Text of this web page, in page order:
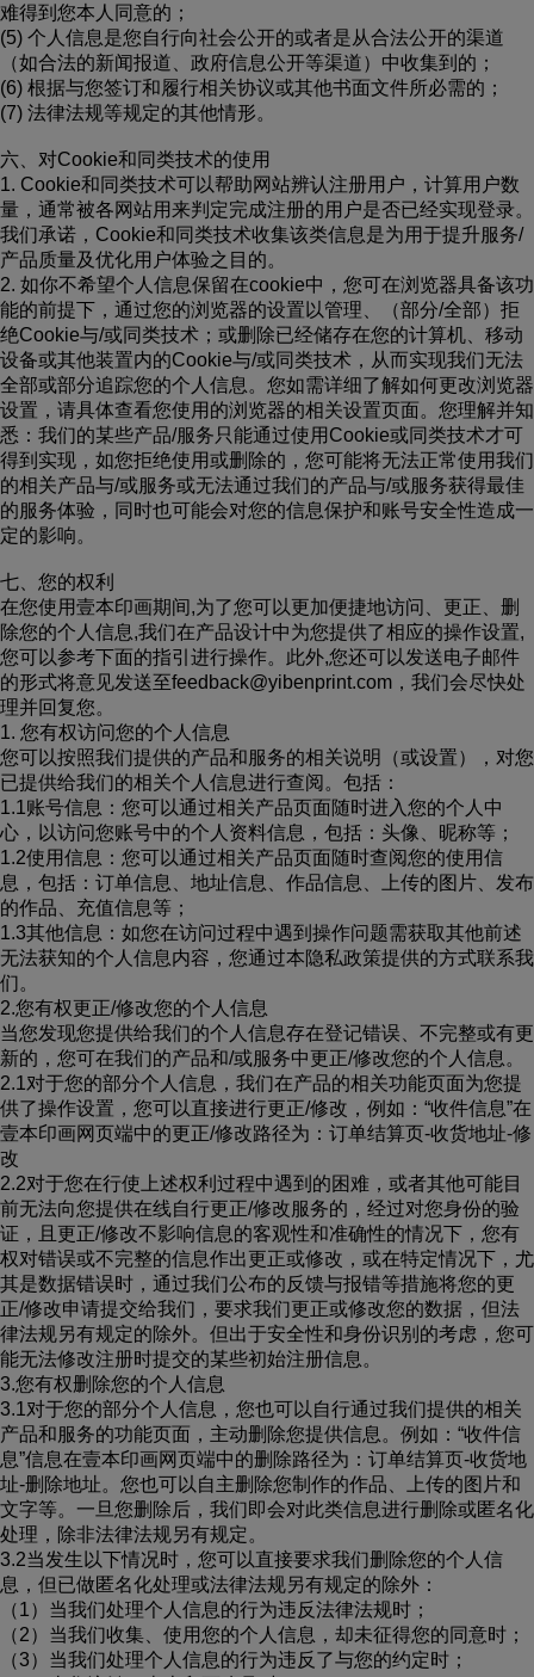
难得到您本人同意的；
(5) 个人信息是您自行向社会公开的或者是从合法公开的渠道
（如合法的新闻报道、政府信息公开等渠道）中收集到的；
(6) 根据与您签订和履行相关协议或其他书面文件所必需的；
(7) 法律法规等规定的其他情形。
六、对Cookie和同类技术的使用
1. Cookie和同类技术可以帮助网站辨认注册用户，计算用户数
量，通常被各网站用来判定完成注册的用户是否已经实现登录。
我们承诺，Cookie和同类技术收集该类信息是为用于提升服务/
产品质量及优化用户体验之目的。
2. 如你不希望个人信息保留在cookie中，您可在浏览器具备该功
能的前提下，通过您的浏览器的设置以管理、（部分/全部）拒
绝Cookie与/或同类技术；或删除已经储存在您的计算机、移动
设备或其他装置内的Cookie与/或同类技术，从而实现我们无法
全部或部分追踪您的个人信息。您如需详细了解如何更改浏览器
设置，请具体查看您使用的浏览器的相关设置页面。您理解并知
悉：我们的某些产品/服务只能通过使用Cookie或同类技术才可
得到实现，如您拒绝使用或删除的，您可能将无法正常使用我们
的相关产品与/或服务或无法通过我们的产品与/或服务获得最佳
的服务体验，同时也可能会对您的信息保护和账号安全性造成一
定的影响。
七、您的权利
在您使用壹本印画期间,为了您可以更加便捷地访问、更正、删
除您的个人信息,我们在产品设计中为您提供了相应的操作设置,
您可以参考下面的指引进行操作。此外,您还可以发送电子邮件
的形式将意见发送至feedback@yibenprint.com，我们会尽快处
理并回复您。
1. 您有权访问您的个人信息
您可以按照我们提供的产品和服务的相关说明（或设置），对您
已提供给我们的相关个人信息进行查阅。包括：
1.1账号信息：您可以通过相关产品页面随时进入您的个人中
心，以访问您账号中的个人资料信息，包括：头像、昵称等；
1.2使用信息：您可以通过相关产品页面随时查阅您的使用信
息，包括：订单信息、地址信息、作品信息、上传的图片、发布
的作品、充值信息等；
1.3其他信息：如您在访问过程中遇到操作问题需获取其他前述
无法获知的个人信息内容，您通过本隐私政策提供的方式联系我
们。
2.您有权更正/修改您的个人信息
当您发现您提供给我们的个人信息存在登记错误、不完整或有更
新的，您可在我们的产品和/或服务中更正/修改您的个人信息。
2.1对于您的部分个人信息，我们在产品的相关功能页面为您提
供了操作设置，您可以直接进行更正/修改，例如：“收件信息”在
壹本印画网页端中的更正/修改路径为：订单结算页-收货地址-修
改
2.2对于您在行使上述权利过程中遇到的困难，或者其他可能目
前无法向您提供在线自行更正/修改服务的，经过对您身份的验
证，且更正/修改不影响信息的客观性和准确性的情况下，您有
权对错误或不完整的信息作出更正或修改，或在特定情况下，尤
其是数据错误时，通过我们公布的反馈与报错等措施将您的更
正/修改申请提交给我们，要求我们更正或修改您的数据，但法
律法规另有规定的除外。但出于安全性和身份识别的考虑，您可
能无法修改注册时提交的某些初始注册信息。
3.您有权删除您的个人信息
3.1对于您的部分个人信息，您也可以自行通过我们提供的相关
产品和服务的功能页面，主动删除您提供信息。例如：“收件信
息”信息在壹本印画网页端中的删除路径为：订单结算页-收货地
址-删除地址。您也可以自主删除您制作的作品、上传的图片和
文字等。一旦您删除后，我们即会对此类信息进行删除或匿名化
处理，除非法律法规另有规定。
3.2当发生以下情况时，您可以直接要求我们删除您的个人信
息，但已做匿名化处理或法律法规另有规定的除外：
（1）当我们处理个人信息的行为违反法律法规时；
（2）当我们收集、使用您的个人信息，却未征得您的同意时；
（3）当我们处理个人信息的行为违反了与您的约定时；